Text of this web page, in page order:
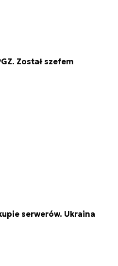
Został szefem
serwerów. Ukraina